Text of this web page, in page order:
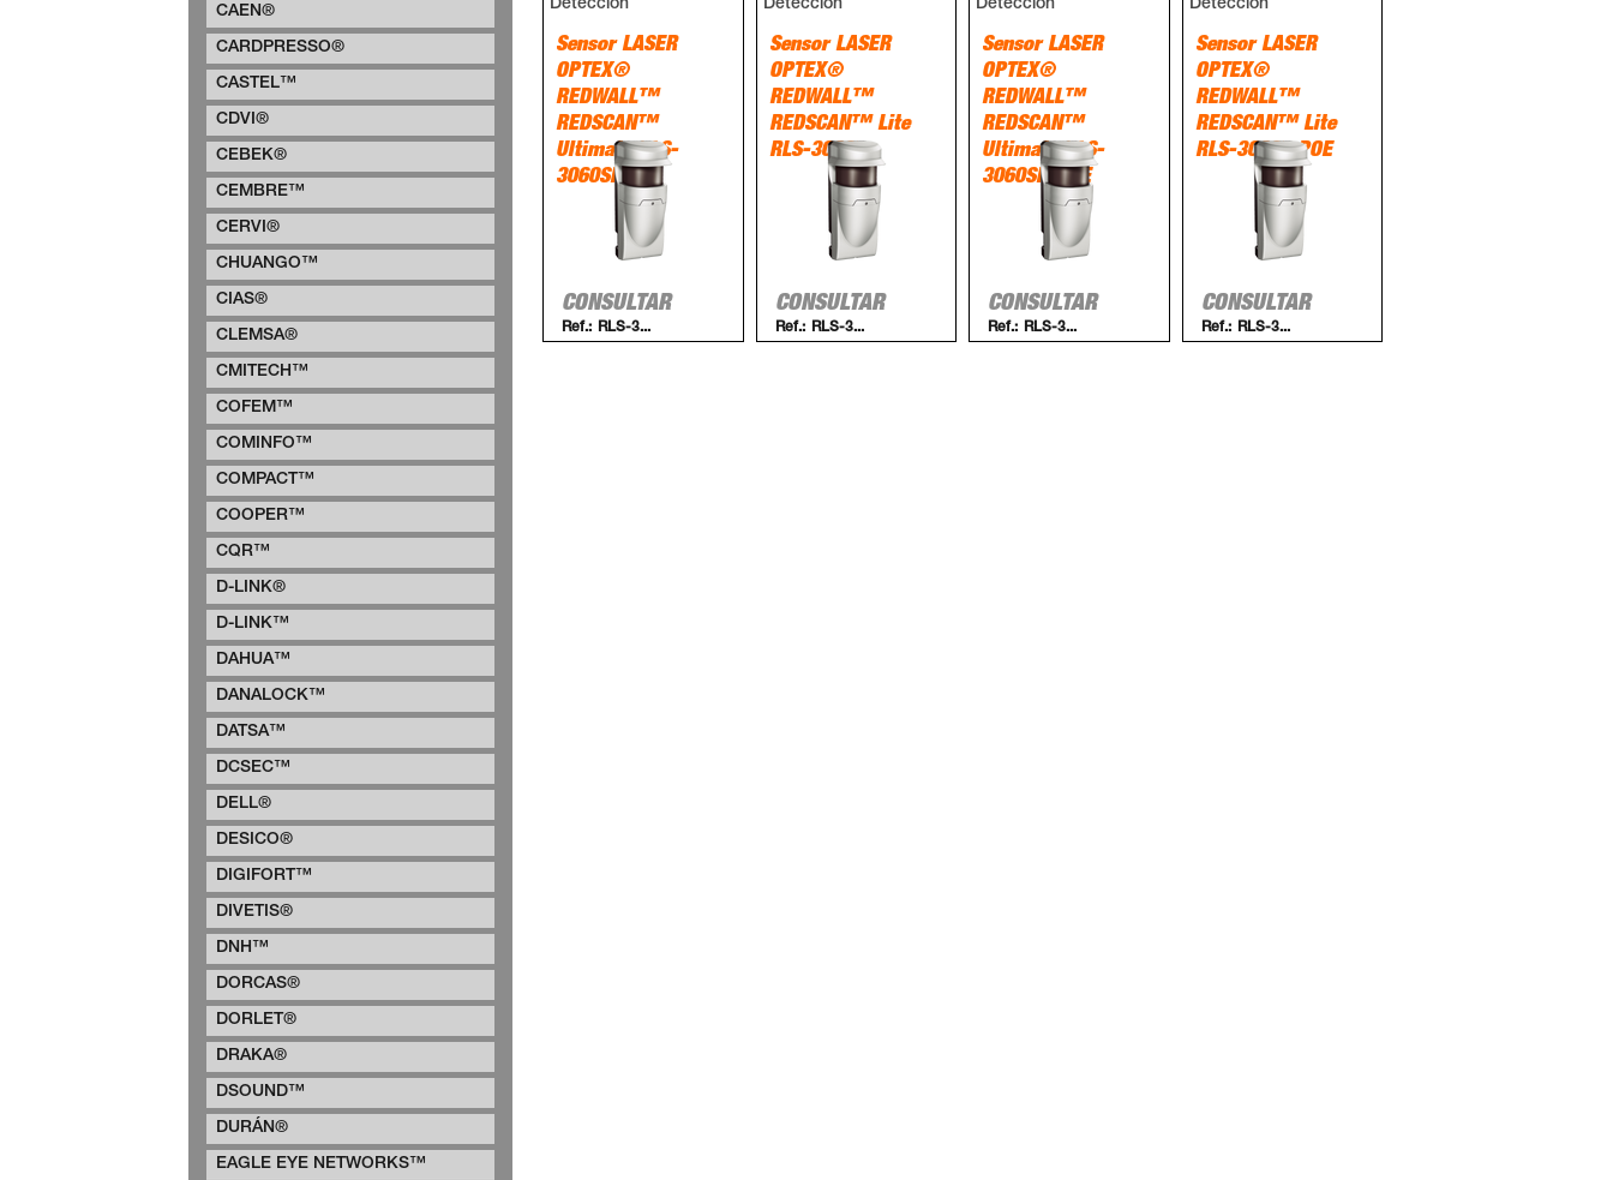
CAEN®
CARDPRESSO®
CASTEL™
CDVI®
CEBEK®
CEMBRE™
CERVI®
CHUANGO™
CIAS®
CLEMSA®
CMITECH™
COFEM™
COMINFO™
COMPACT™
COOPER™
CQR™
D-LINK®
D-LINK™
DAHUA™
DANALOCK™
DATSA™
DCSEC™
DELL®
DESICO®
DIGIFORT™
DIVETIS®
DNH™
DORCAS®
DORLET®
DRAKA®
DSOUND™
DURÁN®
EAGLE EYE NETWORKS™
Detección
Sensor LASER
OPTEX®
REDWALL™
REDSCAN™
Ultimate RLS-
3060SH
CONSULTAR
Ref.: RLS-3...
Detección
Sensor LASER
OPTEX®
REDWALL™
REDSCAN™ Lite
RLS-3060L
CONSULTAR
Ref.: RLS-3...
Detección
Sensor LASER
OPTEX®
REDWALL™
REDSCAN™
Ultimate RLS-
3060SH-POE
CONSULTAR
Ref.: RLS-3...
Detección
Sensor LASER
OPTEX®
REDWALL™
REDSCAN™ Lite
RLS-3060L-POE
CONSULTAR
Ref.: RLS-3...